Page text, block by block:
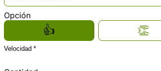
Opción*
👍 👏
Velocidad *